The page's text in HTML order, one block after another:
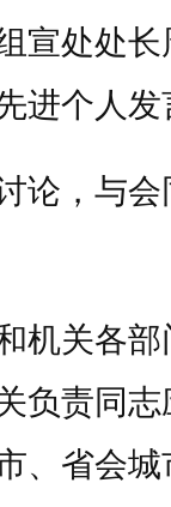
宣处处
进个人发
，与会
关各部
负责同
、省会